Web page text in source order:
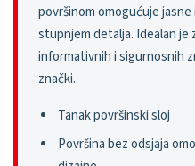
površinom omogućuje
stupnjem detalja. Idealan
informativnih i sigurnosnih
znački.
Tanak površinski sloj
Površina bez odsjaja